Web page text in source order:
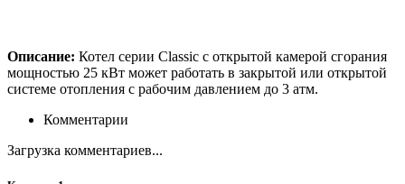
Описание: Котел серии Classic с открытой камерой сгорания
мощностью 25 кВт может работать в закрытой или открытой
системе отопления с рабочим давлением до 3 атм.
Комментарии
Загрузка комментариев...